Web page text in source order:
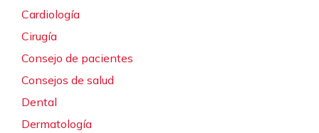
Cardiología
Cirugía
Consejo de pacientes
Consejos de salud
Dental
Dermatología